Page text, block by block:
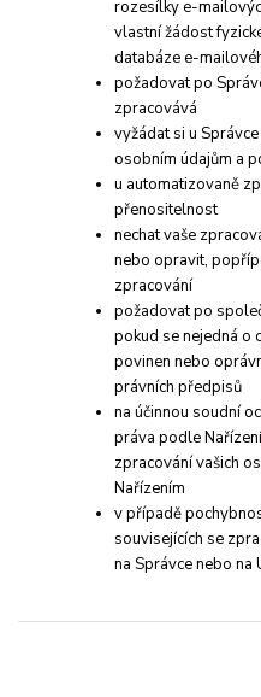
rozesílky e-
vlastní žádost
databáze e-
požadovat po
zpracovává
vyžádat si u
osobním údajům a
u automatizovaně
přenositelnost
nechat vaše
nebo opravit,
zpracování
požadovat po
pokud se nejedná o
povinen nebo
právních předpisů
na účinnou soudní
práva podle
zpracování vašich
Nařízením
v případě
souvisejících se
na Správce nebo